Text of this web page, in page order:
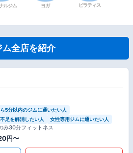
ルジム ヨガ ピラティス
全店を紹介
5分以内のジムに通いたい人
足を解消したい人
女性専用ジムに通いたい人
み30分フィットネス
円〜